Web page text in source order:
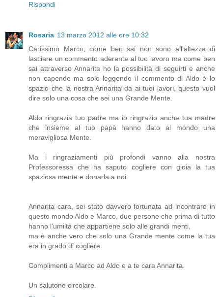
Rispondi
Rosaria 13 marzo 2012 alle ore 10:32
Carissimo Marco, come ben sai non sono all'altezza di
lasciare un commento aderente al tuo lavoro ma come ben
sai attraverso Annarita ho la possibilità di seguirti e anche
non capendo ma solo leggendo il commento di Aldo è lo
spazio che la nostra Annarita da ai tuoi lavori, questo vuol
dire solo una cosa che sei una Grande Mente.
Aldo ringrazia tuo padre ma io ringrazio anche tua madre
che insieme al tuo papà hanno dato al mondo una
meravigliosa Mente.
Ma i ringraziamenti più profondi vanno alla nostra
Professoressa che ha saputo cogliere con gioia la tua
spaziosa mente e donarla a noi.
Annarita cara, sei stato davvero fortunata ad incontrare in
questo mondo Aldo e Marco, due persone che prima di tutto
hanno l'umiltà che appartiene solo alle grandi menti,
ma è anche vero che solo una Grande mente come la tua
era in grado di cogliere.
Complimenti a Marco ad Aldo e a te cara Annarita.
Un salutone circolare.